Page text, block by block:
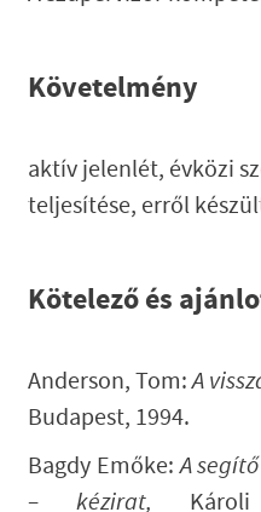
Követelmény
aktív jelenlét, évközi
teljesítése, erről
Kötelező és
Anderson, Tom:A
Budapest, 1994.
Bagdy Emőke:A
– kézirat,